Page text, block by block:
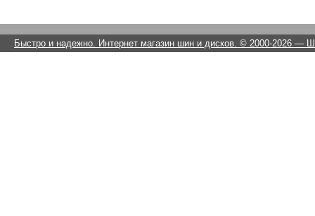
Быстро и надежно. Интернет магазин шин и дисков. © 2000-2026 —